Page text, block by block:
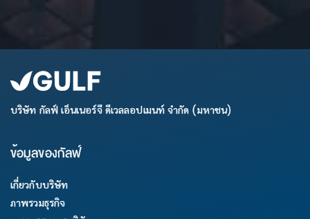
บริษัท กัลฟ์ เอ็นเนอร์จี ดีเวลลอปเมนท์ จำกัด (มหาชน)
ข้อมูลของกัลฟ์
เกี่ยวกับบริษัท
ภาพรวมธุรกิจ